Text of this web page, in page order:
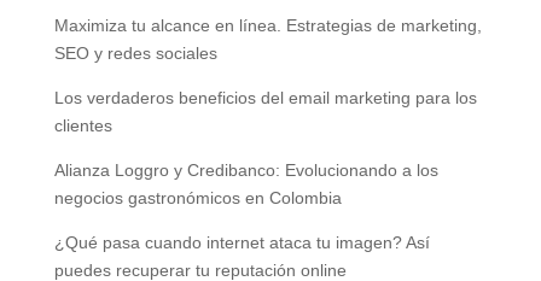
Maximiza tu alcance en línea. Estrategias de marketing,
SEO y redes sociales
Los verdaderos beneficios del email marketing para los
clientes
Alianza Loggro y Credibanco: Evolucionando a los
negocios gastronómicos en Colombia
¿Qué pasa cuando internet ataca tu imagen? Así
puedes recuperar tu reputación online